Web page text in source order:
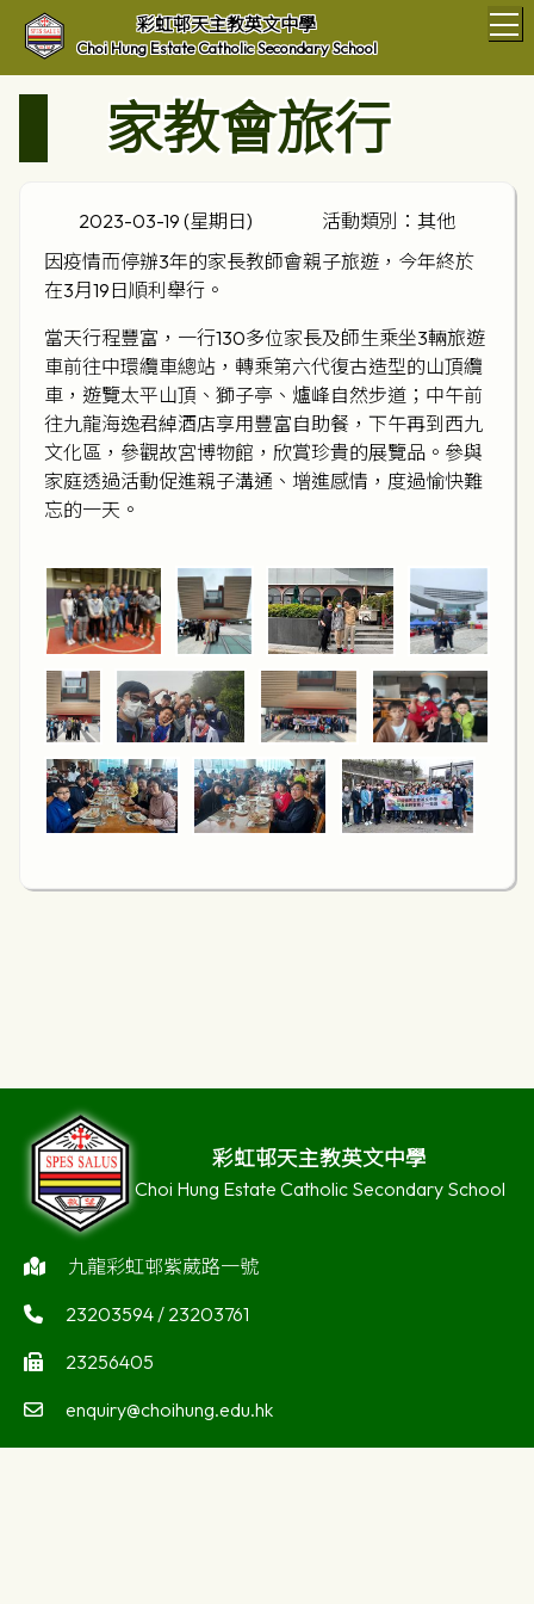
彩虹邨天主教英文中學
Choi Hung Estate Catholic Secondary School
家教會旅行
2023-03-19 (星期日)
活動類別：其他
因疫情而停辦3年的家長教師會親子旅遊，今年終於
在3月19日順利舉行。
當天行程豐富，一行130多位家長及師生乘坐3輛旅遊
車前往中環纜車總站，轉乘第六代復古造型的山頂纜
車，遊覽太平山頂、獅子亭、爐峰自然步道；中午前
往九龍海逸君綽酒店享用豐富自助餐，下午再到西九
文化區，參觀故宮博物館，欣賞珍貴的展覽品。參與
家庭透過活動促進親子溝通、增進感情，度過愉快難
忘的一天。
彩虹邨天主教英文中學
Choi Hung Estate Catholic Secondary School
九龍彩虹邨紫葳路一號
23203594 / 23203761
23256405
enquiry@choihung.edu.hk